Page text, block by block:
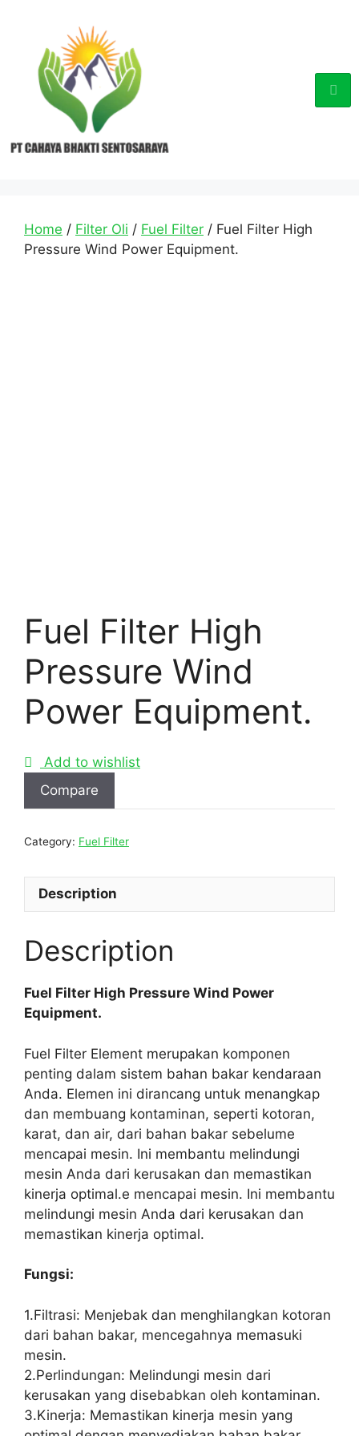
Home / Filter Oli / Fuel Filter / Fuel Filter High
Pressure Wind Power Equipment.
Fuel Filter High
Pressure Wind
Power Equipment.
Add to wishlist
Compare
Category: Fuel Filter
Description
Description
Fuel Filter High Pressure Wind Power
Equipment.
Fuel Filter Element merupakan komponen
penting dalam sistem bahan bakar kendaraan
Anda. Elemen ini dirancang untuk menangkap
dan membuang kontaminan, seperti kotoran,
karat, dan air, dari bahan bakar sebelume
mencapai mesin. Ini membantu melindungi
mesin Anda dari kerusakan dan memastikan
kinerja optimal.e mencapai mesin. Ini membantu
melindungi mesin Anda dari kerusakan dan
memastikan kinerja optimal.
Fungsi:
1.Filtrasi: Menjebak dan menghilangkan kotoran
dari bahan bakar, mencegahnya memasuki
mesin.
2.Perlindungan: Melindungi mesin dari
kerusakan yang disebabkan oleh kontaminan.
3.Kinerja: Memastikan kinerja mesin yang